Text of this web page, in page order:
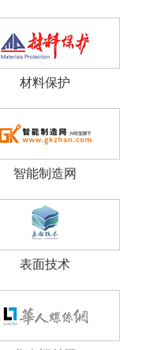
材料保护
智能制造网
表面技术